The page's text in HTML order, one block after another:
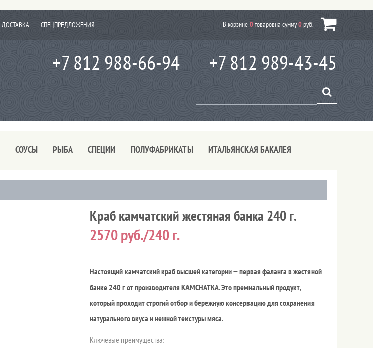
ДОСТАВКА СПЕЦПРЕДЛОЖЕНИЯ В корзине0товаровна сумму0руб.
+7 812 988-66-94 +7 812 989-43-45
СОУСЫ РЫБА СПЕЦИИ ПОЛУФАБРИКАТЫ ИТАЛЬЯНСКАЯ БАКАЛЕЯ
Краб камчатский жестяная банка 240 г.
2570руб./240 г.
Настоящий камчатский краб высшей категории — первая фаланга в жестяной
банке 240 г от производителя KAMCHATKA. Это премиальный продукт,
который проходит строгий отбор и бережную консервацию для сохранения
натурального вкуса и нежной текстуры мяса.
Ключевые преимущества: